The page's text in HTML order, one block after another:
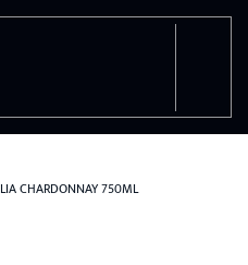
CHARDONNAY 750ML